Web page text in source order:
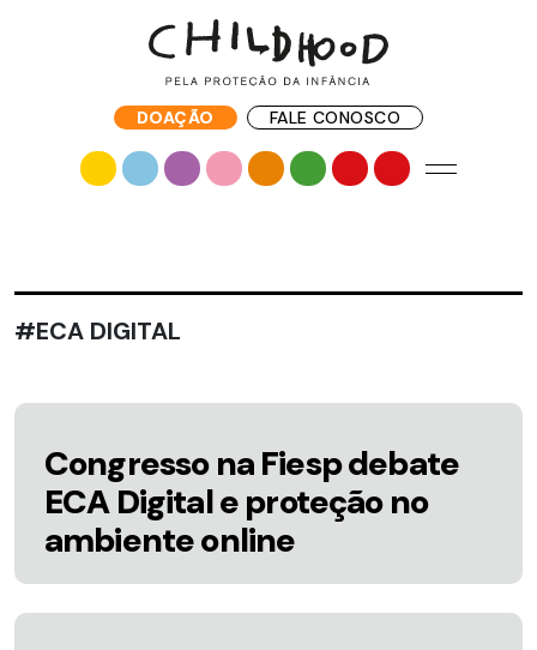
DOAÇÃO FALE CONOSCO
#ECA DIGITAL
Congresso na Fiesp debate
ECA Digital e proteção no
ambiente online